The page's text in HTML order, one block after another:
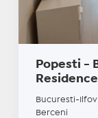
Popesti -
Residence
Bucuresti-Ilfov
Berceni